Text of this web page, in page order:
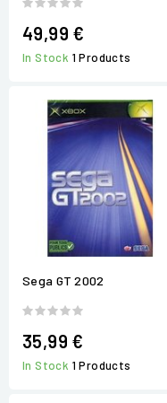
49,99 €
In Stock 1 Products
Sega GT 2002
35,99 €
In Stock 1 Products